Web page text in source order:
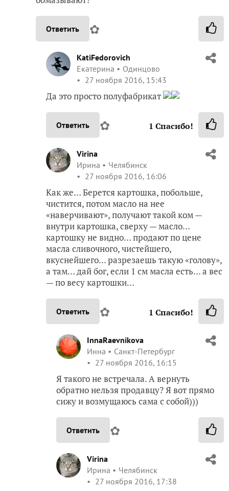
Ответить ✿
KatiFedorovich
Екатерина
Одинцово
27 ноября 2016, 15:43
Да это просто полуфабрикат
Ответить ✿ 1 Спасибо!
Virina
Ирина
Челябинск
27 ноября 2016, 16:06
Как же… Берется картошка, побольше,
чистится, потом масло на нее
«наверчивают», получают такой ком —
внутри картошка, сверху — масло…
картошку не видно… продают по цене
масла сливочного, чистейшего,
вкуснейшего… разрезаешь такую «голову»,
а там… дай бог, если 1 см масла есть… а вес
— по весу картошки…
Ответить ✿ 1 Спасибо!
InnaRaevnikova
Инна
Санкт-Петербург
27 ноября 2016, 16:15
Я такого не встречала. А вернуть
обратно нельзя продавцу? Я вот прямо
сижу и возмущаюсь сама с собой)))
Ответить ✿
Virina
Ирина
Челябинск
27 ноября 2016, 17:38